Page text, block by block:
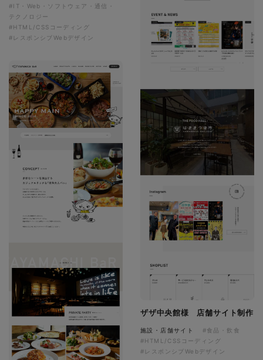
#IT・Web・ソフトウェア・通信・
テクノロジー
#HTML/CSSコーディング
#レスポンシブWebデザイン
ザザ中央館様 店舗サイト制作
施設・店舗サイト
#食品・飲食
#HTML/CSSコーディング
#レスポンシブWebデザイン